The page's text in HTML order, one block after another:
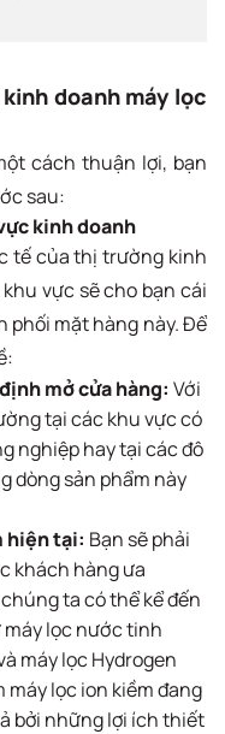
doanh máy lọc
cách thuận lợi, bạn
sau:
kinh doanh
tế của thị trường kinh
vực sẽ cho bạn cái
phối mặt hàng này. Để
mở cửa hàng: Với
tại các khu vực có
nghiệp hay tại các đô
dòng sản phẩm này
hiện tại: Bạn sẽ phải
khách hàng ưa
ta có thể kể đến
máy lọc nước tinh
máy lọc Hydrogen
máy lọc ion kiềm đang
bởi những lợi ích thiết